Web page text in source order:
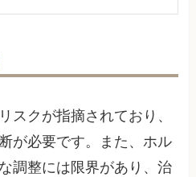
スクが指摘されており、
が必要です。また、ホル
調整には限界があり、治